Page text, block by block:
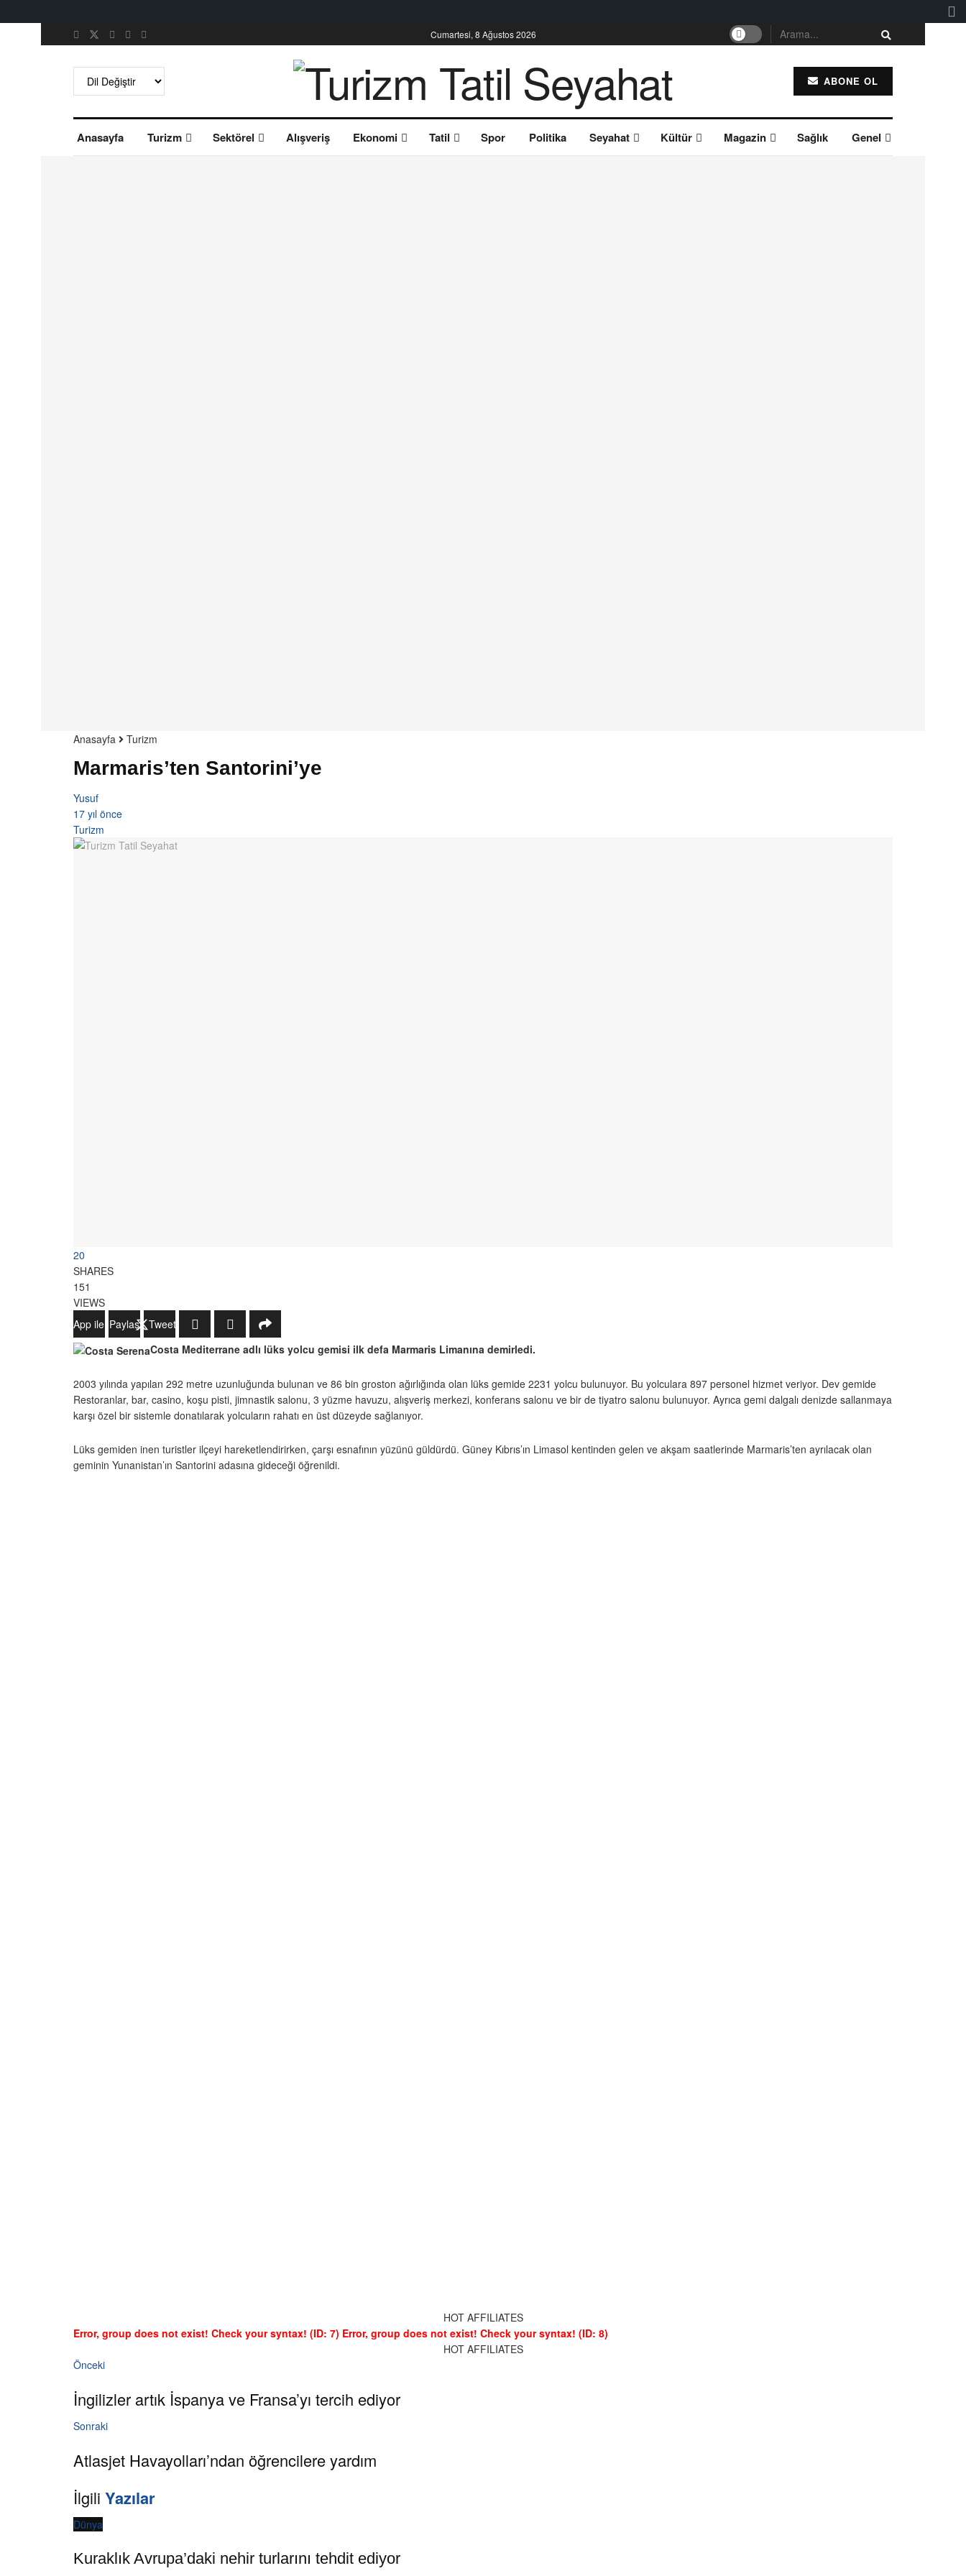
Cumartesi, 8 Ağustos 2026
ABONE OL
Anasayfa Turizm Sektörel Alışveriş Ekonomi Tatil Spor Politika Seyahat Kültür Magazin Sağlık Genel
Anasayfa Turizm
Marmaris’ten Santorini’ye
Yusuf
17 yıl önce
Turizm
20
SHARES
151
VIEWS
WhatsApp ile Gönder
Paylaş
Tweetle
Costa Mediterrane adlı lüks yolcu gemisi ilk defa Marmaris Limanına demirledi.
2003 yılında yapılan 292 metre uzunluğunda bulunan ve 86 bin groston ağırlığında olan lüks gemide 2231 yolcu bulunuyor. Bu yolculara 897 personel hizmet veriyor. Dev gemide
Restoranlar, bar, casino, koşu pisti, jimnastik salonu, 3 yüzme havuzu, alışveriş merkezi, konferans salonu ve bir de tiyatro salonu bulunuyor. Ayrıca gemi dalgalı denizde sallanmaya
karşı özel bir sistemle donatılarak yolcuların rahatı en üst düzeyde sağlanıyor.
Lüks gemiden inen turistler ilçeyi hareketlendirirken, çarşı esnafının yüzünü güldürdü. Güney Kıbrıs’ın Limasol kentinden gelen ve akşam saatlerinde Marmaris’ten ayrılacak olan
geminin Yunanistan’ın Santorini adasına gideceği öğrenildi.
HOT AFFILIATES
Error, group does not exist! Check your syntax! (ID: 7) Error, group does not exist! Check your syntax! (ID: 8)
HOT AFFILIATES
Önceki
İngilizler artık İspanya ve Fransa’yı tercih ediyor
Sonraki
Atlasjet Havayolları’ndan öğrencilere yardım
İlgili Yazılar
Dünya
Kuraklık Avrupa’daki nehir turlarını tehdit ediyor